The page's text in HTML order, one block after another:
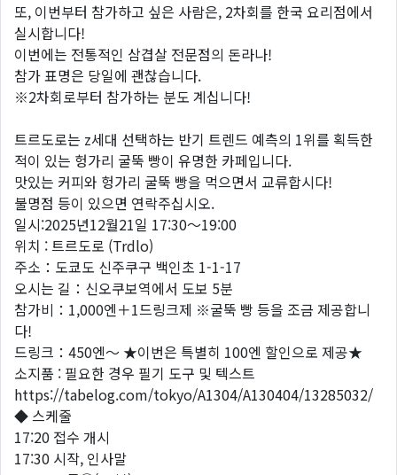
또, 이번부터 참가하고 싶은 사람은, 2차회를 한국 요리점에서
실시합니다!
이번에는 전통적인 삼겹살 전문점의 돈라나!
참가 표명은 당일에 괜찮습니다.
※2차회로부터 참가하는 분도 계십니다!
트르도로는 z세대 선택하는 반기 트렌드 예측의 1위를 획득한
적이 있는 헝가리 굴뚝 빵이 유명한 카페입니다.
맛있는 커피와 헝가리 굴뚝 빵을 먹으면서 교류합시다!
불명점 등이 있으면 연락주십시오.
일시:2025년12월21일 17:30～19:00
위치 : 트르도로 (Trdlo)
주소：도쿄도 신주쿠구 백인초 1-1-17
오시는 길：신오쿠보역에서 도보 5분
참가비：1,000엔＋1드링크제 ※굴뚝 빵 등을 조금 제공합니
다!
드링크：450엔～ ★이번은 특별히 100엔 할인으로 제공★
소지품 : 필요한 경우 필기 도구 및 텍스트
https://tabelog.com/tokyo/A1304/A130404/13285032/
◆ 스케줄
17:20 접수 개시
17:30 시작, 인사말